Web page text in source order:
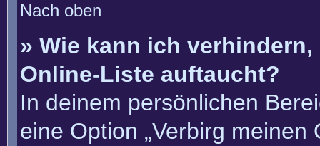
Nach oben
» Wie kann ich
Online-Liste auftaucht?
In deinem persönlichen
eine Option „Verbirg meinen